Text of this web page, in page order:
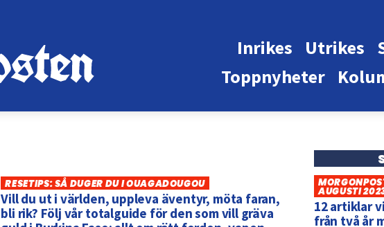
Utrikes
Inrikes
Toppnyheter
RESETIPS: SÅ DUGER DU I OUAGADOUGOU
Vill du ut i världen, uppleva äventyr, möta faran,
bli rik? Följ vår totalguide för den som vill gräva
AUGUSTI
12 artiklar
från två år